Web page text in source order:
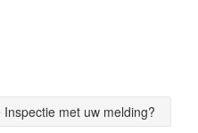
met uw melding?